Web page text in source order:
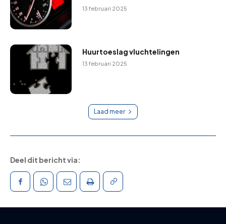
13 februari 2025
Huurtoeslag vluchtelingen
13 februari 2025
Laad meer
Deel dit bericht via: